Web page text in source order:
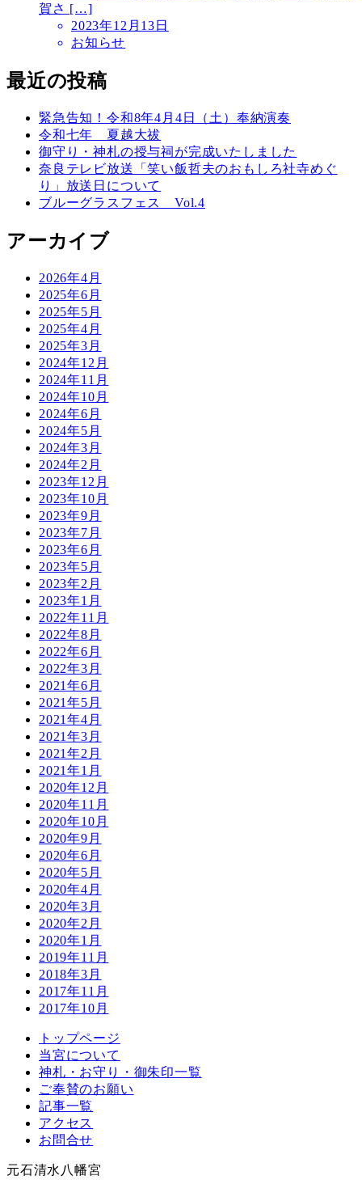
賀さ […]
2023年12月13日
お知らせ
最近の投稿
緊急告知！令和8年4月4日（土）奉納演奏
令和七年 夏越大祓
御守り・神札の授与祠が完成いたしました
奈良テレビ放送「笑い飯哲夫のおもしろ社寺めぐ
り」放送日について
ブルーグラスフェス Vol.4
アーカイブ
2026年4月
2025年6月
2025年5月
2025年4月
2025年3月
2024年12月
2024年11月
2024年10月
2024年6月
2024年5月
2024年3月
2024年2月
2023年12月
2023年10月
2023年9月
2023年7月
2023年6月
2023年5月
2023年2月
2023年1月
2022年11月
2022年8月
2022年6月
2022年3月
2021年6月
2021年5月
2021年4月
2021年3月
2021年2月
2021年1月
2020年12月
2020年11月
2020年10月
2020年9月
2020年6月
2020年5月
2020年4月
2020年3月
2020年2月
2020年1月
2019年11月
2018年3月
2017年11月
2017年10月
トップページ
当宮について
神札・お守り・御朱印一覧
ご奉賛のお願い
記事一覧
アクセス
お問合せ
元石清水八幡宮